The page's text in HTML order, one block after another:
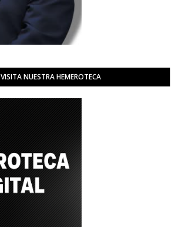
VISITA NUESTRA HEMEROTECA